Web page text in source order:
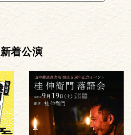
新着公演